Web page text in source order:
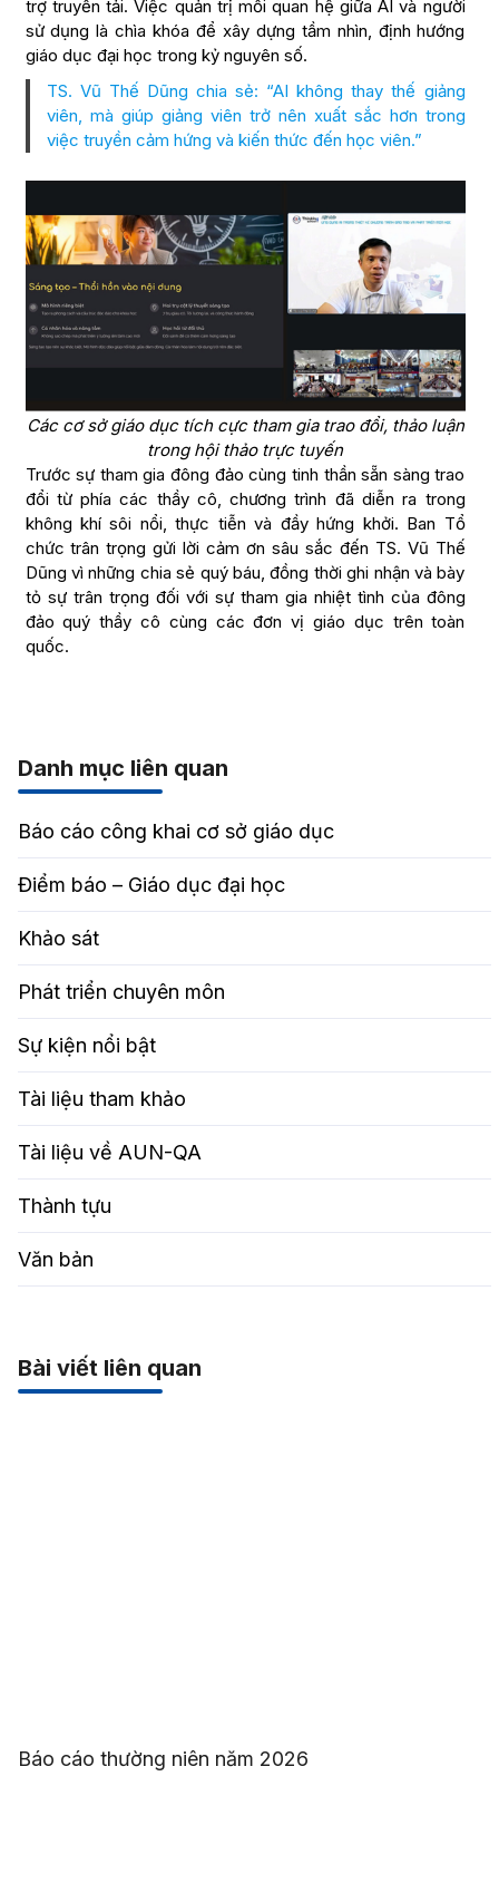
trợ truyền tải. Việc quản trị mối quan hệ giữa AI và người
sử dụng là chìa khóa để xây dựng tầm nhìn, định hướng
giáo dục đại học trong kỷ nguyên số.
TS. Vũ Thế Dũng chia sẻ: “AI không thay thế giảng
viên, mà giúp giảng viên trở nên xuất sắc hơn trong
việc truyền cảm hứng và kiến thức đến học viên.”
Các cơ sở giáo dục tích cực tham gia trao đổi, thảo luận
trong hội thảo trực tuyến
Trước sự tham gia đông đảo cùng tinh thần sẵn sàng trao
đổi từ phía các thầy cô, chương trình đã diễn ra trong
không khí sôi nổi, thực tiễn và đầy hứng khởi. Ban Tổ
chức trân trọng gửi lời cảm ơn sâu sắc đến TS. Vũ Thế
Dũng vì những chia sẻ quý báu, đồng thời ghi nhận và bày
tỏ sự trân trọng đối với sự tham gia nhiệt tình của đông
đảo quý thầy cô cùng các đơn vị giáo dục trên toàn
quốc.
Danh mục liên quan
Báo cáo công khai cơ sở giáo dục
Điểm báo – Giáo dục đại học
Khảo sát
Phát triển chuyên môn
Sự kiện nổi bật
Tài liệu tham khảo
Tài liệu về AUN-QA
Thành tựu
Văn bản
Bài viết liên quan
Báo cáo thường niên năm 2026